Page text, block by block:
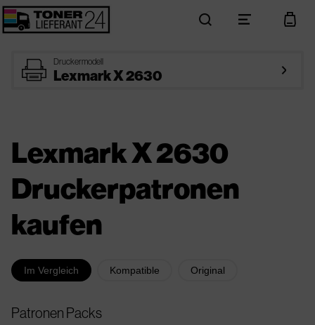
search menu cart
printer Druckermodell
Lexmark X 2630 arrow_right
Lexmark X 2630
Druckerpatronen
kaufen
Im Vergleich Kompatible Original
Patronen Packs